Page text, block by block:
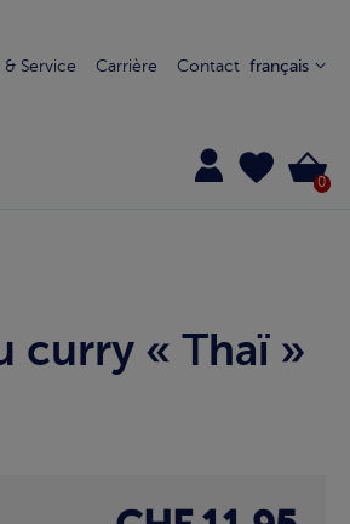
Service Carrière Contact français
0
curry « Thaï »